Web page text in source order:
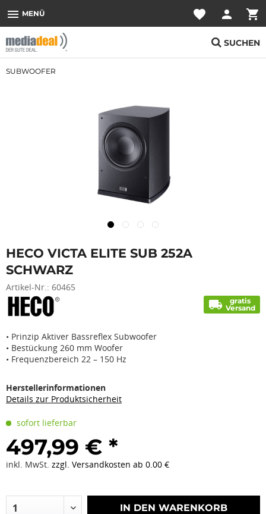
menu MENÜ favorite person shopping_cart
SUCHEN
SUBWOOFER
HECO VICTA ELITE SUB 252A
SCHWARZ
Artikel-Nr.: 60465
local_shipping
gratis
Versand
• Prinzip Aktiver Bassreflex Subwoofer
• Bestückung 260 mm Woofer
• Frequenzbereich 22 – 150 Hz
Herstellerinformationen
Details zur Produktsicherheit
sofort lieferbar
497,99 € *
inkl. MwSt. zzgl. Versandkosten ab 0.00 €
IN DEN WARENKORB